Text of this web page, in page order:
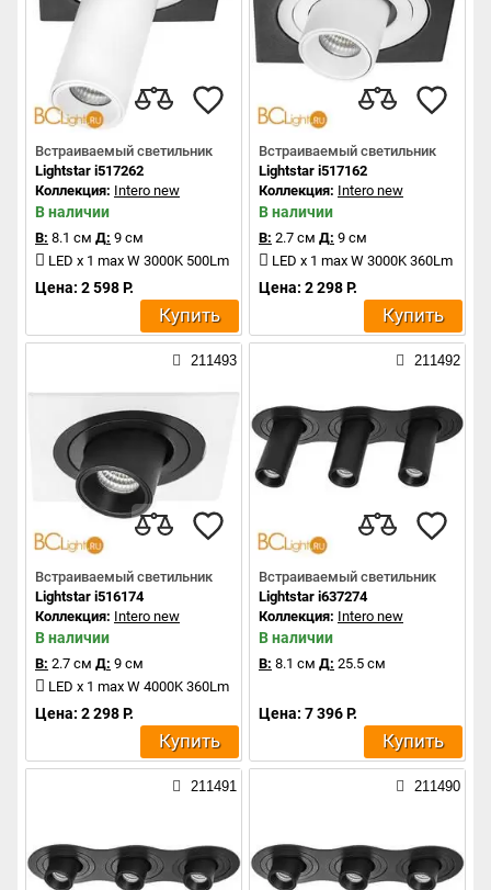
Встраиваемый светильник
Lightstar i517262
Коллекция: Intero new
В наличии
В: 8.1 см Д: 9 см
LED x 1 max W 3000K 500Lm
Цена: 2 598 Р.
Купить
Встраиваемый светильник
Lightstar i517162
Коллекция: Intero new
В наличии
В: 2.7 см Д: 9 см
LED x 1 max W 3000K 360Lm
Цена: 2 298 Р.
Купить
211493
Встраиваемый светильник
Lightstar i516174
Коллекция: Intero new
В наличии
В: 2.7 см Д: 9 см
LED x 1 max W 4000K 360Lm
Цена: 2 298 Р.
Купить
211492
Встраиваемый светильник
Lightstar i637274
Коллекция: Intero new
В наличии
В: 8.1 см Д: 25.5 см
Цена: 7 396 Р.
Купить
211491 211490